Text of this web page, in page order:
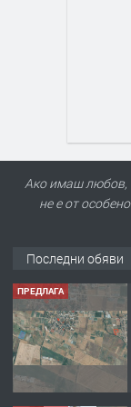
Ако имаш любов,
не е от
Последни обяви
ПРЕДЛАГА